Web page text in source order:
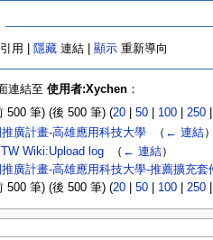
引用 | 隱藏 連結 |顯示 重新導向
連結至 使用者:Xychen：
500 筆) (後 500 筆) (20| 50| 100| 250
廣計畫-高雄應用科技大學‎ （ ← 連結
Wiki:Upload log‎ （ ← 連結）
廣計畫-高雄應用科技大學-推薦擴充套
500 筆) (後 500 筆) (20| 50| 100| 250